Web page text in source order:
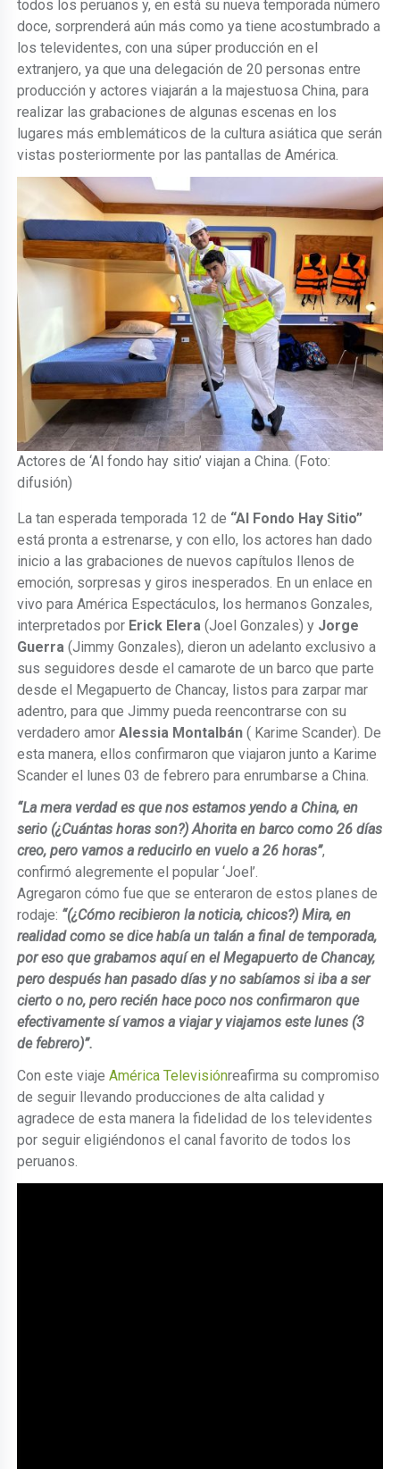
todos los peruanos y, en está su nueva temporada número
doce, sorprenderá aún más como ya tiene acostumbrado a
los televidentes, con una súper producción en el
extranjero, ya que una delegación de 20 personas entre
producción y actores viajarán a la majestuosa China, para
realizar las grabaciones de algunas escenas en los
lugares más emblemáticos de la cultura asiática que serán
vistas posteriormente por las pantallas de América.
Actores de ‘Al fondo hay sitio’ viajan a China. (Foto:
difusión)
La tan esperada temporada 12 de “Al Fondo Hay Sitio”
está pronta a estrenarse, y con ello, los actores han dado
inicio a las grabaciones de nuevos capítulos llenos de
emoción, sorpresas y giros inesperados. En un enlace en
vivo para América Espectáculos, los hermanos Gonzales,
interpretados por Erick Elera (Joel Gonzales) y Jorge
Guerra(Jimmy Gonzales), dieron un adelanto exclusivo a
sus seguidores desde el camarote de un barco que parte
desde el Megapuerto de Chancay, listos para zarpar mar
adentro, para que Jimmy pueda reencontrarse con su
verdadero amorAlessia Montalbán ( Karime Scander). De
esta manera, ellos confirmaron que viajaron junto a Karime
Scander el lunes 03 de febrero para enrumbarse a China.
“La mera verdad es que nos estamos yendo a China, en
serio (¿Cuántas horas son?) Ahorita en barco como 26 días
creo, pero vamos a reducirlo en vuelo a 26 horas”,
confirmó alegremente el popular ‘Joel’.
Agregaron cómo fue que se enteraron de estos planes de
rodaje: “(¿Cómo recibieron la noticia, chicos?) Mira, en
realidad como se dice había un talán a final de temporada,
por eso que grabamos aquí en el Megapuerto de Chancay,
pero después han pasado días y no sabíamos si iba a ser
cierto o no, pero recién hace poco nos confirmaron que
efectivamente sí vamos a viajar y viajamos este lunes (3
de febrero)”.
Con este viajeAmérica Televisiónreafirma su compromiso
de seguir llevando producciones de alta calidad y
agradece de esta manera la fidelidad de los televidentes
por seguir eligiéndonos el canal favorito de todos los
peruanos.